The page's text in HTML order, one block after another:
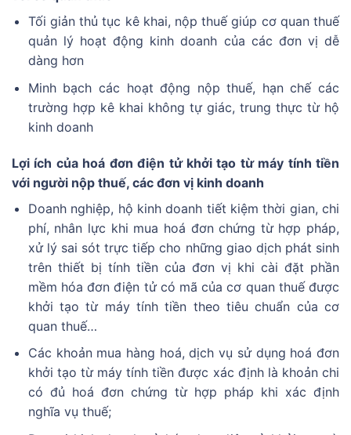
Tối giản thủ tục kê khai, nộp thuế giúp cơ quan thuế
quản lý hoạt động kinh doanh của các đơn vị dễ
dàng hơn
Minh bạch các hoạt động nộp thuế, hạn chế các
trường hợp kê khai không tự giác, trung thực từ hộ
kinh doanh
Lợi ích của hoá đơn điện tử khởi tạo từ máy tính tiền
với người nộp thuế, các đơn vị kinh doanh
Doanh nghiệp, hộ kinh doanh tiết kiệm thời gian, chi
phí, nhân lực khi mua hoá đơn chứng từ hợp pháp,
xử lý sai sót trực tiếp cho những giao dịch phát sinh
trên thiết bị tính tiền của đơn vị khi cài đặt phần
mềm hóa đơn điện tử có mã của cơ quan thuế được
khởi tạo từ máy tính tiền theo tiêu chuẩn của cơ
quan thuế…
Các khoản mua hàng hoá, dịch vụ sử dụng hoá đơn
khởi tạo từ máy tính tiền được xác định là khoản chi
có đủ hoá đơn chứng từ hợp pháp khi xác định
nghĩa vụ thuế;